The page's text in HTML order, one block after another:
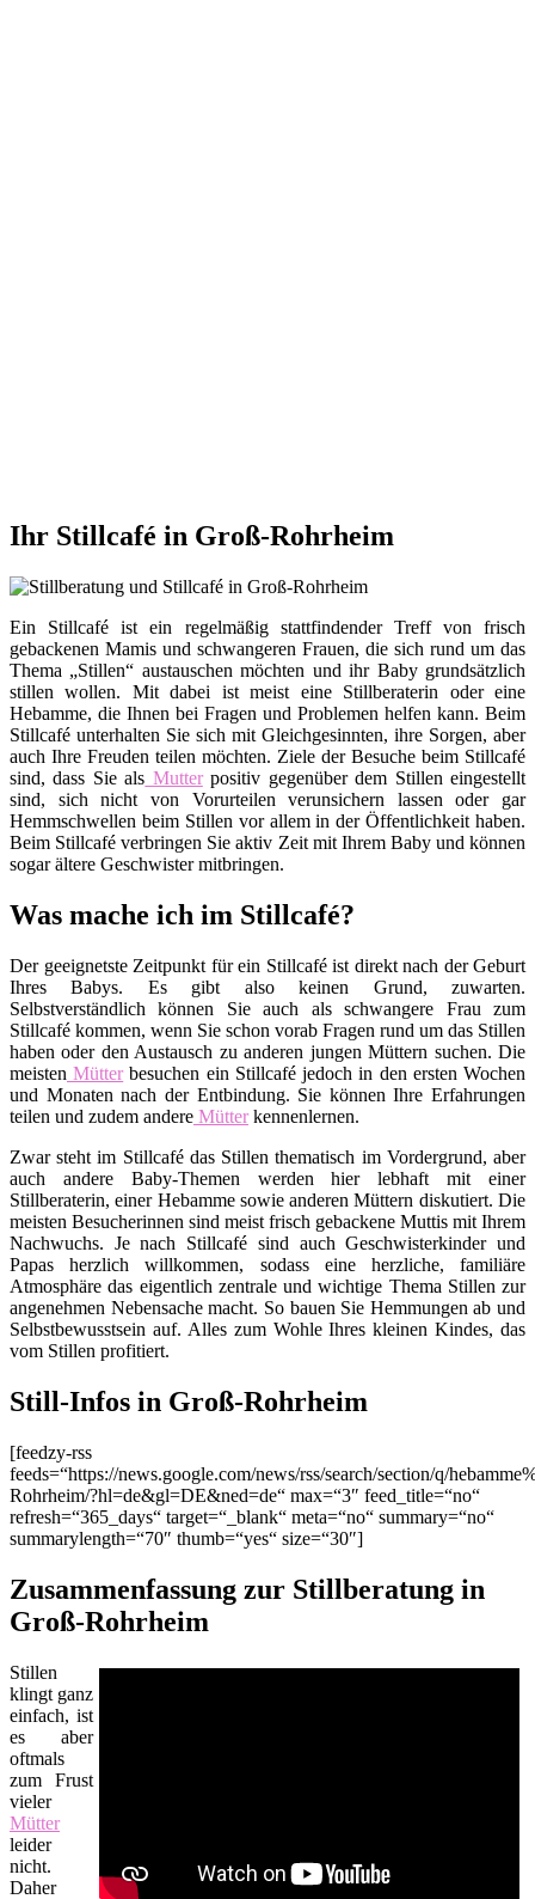
Ihr Stillcafé in Groß-Rohrheim
Ein Stillcafé ist ein regelmäßig stattfindender Treff von frisch
gebackenen Mamis und schwangeren Frauen, die sich rund um das
Thema „Stillen“ austauschen möchten und ihr Baby grundsätzlich
stillen wollen. Mit dabei ist meist eine Stillberaterin oder eine
Hebamme, die Ihnen bei Fragen und Problemen helfen kann. Beim
Stillcafé unterhalten Sie sich mit Gleichgesinnten, ihre Sorgen, aber
auch Ihre Freuden teilen möchten. Ziele der Besuche beim Stillcafé
sind, dass Sie als Mutterpositiv gegenüber dem Stillen eingestellt
sind, sich nicht von Vorurteilen verunsichern lassen oder gar
Hemmschwellen beim Stillen vor allem in der Öffentlichkeit haben.
Beim Stillcafé verbringen Sie aktiv Zeit mit Ihrem Baby und können
sogar ältere Geschwister mitbringen.
Was mache ich im Stillcafé?
Der geeignetste Zeitpunkt für ein Stillcafé ist direkt nach der Geburt
Ihres Babys. Es gibt also keinen Grund, zuwarten.
Selbstverständlich können Sie auch als schwangere Frau zum
Stillcafé kommen, wenn Sie schon vorab Fragen rund um das Stillen
haben oder den Austausch zu anderen jungen Müttern suchen. Die
meisten Mütterbesuchen ein Stillcafé jedoch in den ersten Wochen
und Monaten nach der Entbindung. Sie können Ihre Erfahrungen
teilen und zudem andere Mütterkennenlernen.
Zwar steht im Stillcafé das Stillen thematisch im Vordergrund, aber
auch andere Baby-Themen werden hier lebhaft mit einer
Stillberaterin, einer Hebamme sowie anderen Müttern diskutiert. Die
meisten Besucherinnen sind meist frisch gebackene Muttis mit Ihrem
Nachwuchs. Je nach Stillcafé sind auch Geschwisterkinder und
Papas herzlich willkommen, sodass eine herzliche, familiäre
Atmosphäre das eigentlich zentrale und wichtige Thema Stillen zur
angenehmen Nebensache macht. So bauen Sie Hemmungen ab und
Selbstbewusstsein auf. Alles zum Wohle Ihres kleinen Kindes, das
vom Stillen profitiert.
Still-Infos in Groß-Rohrheim
[feedzy-rss
feeds=“https://news.google.com/news/rss/search/section/q/
Rohrheim/?hl=de&gl=DE&ned=de“ max=“3″ feed_title=“no“
refresh=“365_days“ target=“_blank“ meta=“no“ summary=“no“
summarylength=“70″ thumb=“yes“ size=“30″]
Zusammenfassung zur Stillberatung in
Groß-Rohrheim
Stillen
klingt ganz
einfach, ist
es aber
oftmals
zum Frust
vieler
Mütter
leider
nicht.
Daher